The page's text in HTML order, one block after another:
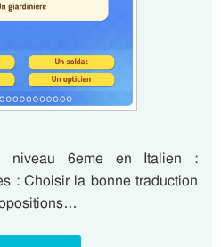
niveau 6eme en Italien :
: Choisir la bonne traduction